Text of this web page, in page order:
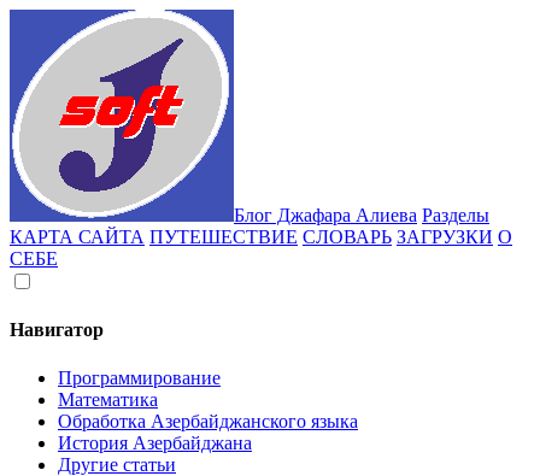
Блог Джафара Алиева Разделы
КАРТА САЙТА ПУТЕШЕСТВИЕ СЛОВАРЬ ЗАГРУЗКИ О
СЕБЕ
Навигатор
Программирование
Математика
Обработка Азербайджанского языка
История Азербайджана
Другие статьи